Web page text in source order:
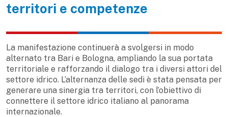
territori e competenze
La manifestazione continuerà a svolgersi in modo
alternato tra Bari e Bologna, ampliando la sua portata
territoriale e rafforzando il dialogo tra i diversi attori del
settore idrico. L’alternanza delle sedi è stata pensata per
generare una sinergia tra territori, con l’obiettivo di
connettere il settore idrico italiano al panorama
internazionale.